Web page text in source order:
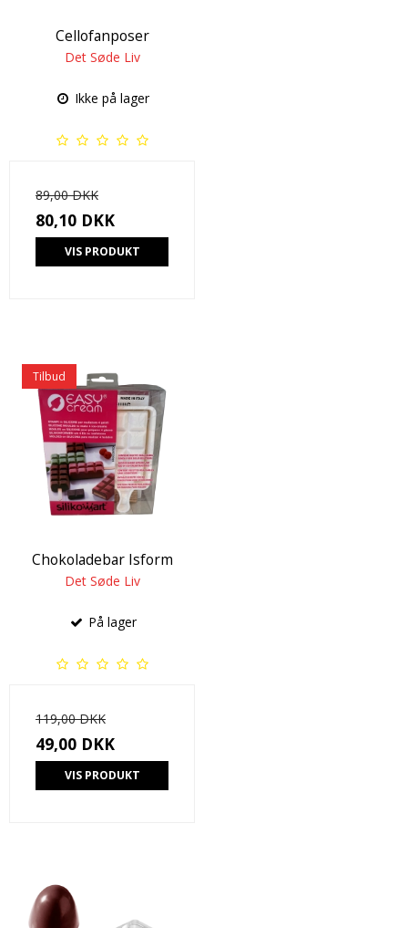
Cellofanposer
Det Søde Liv
Ikke på lager
89,00 DKK
80,10 DKK
VIS PRODUKT
Tilbud
Chokoladebar Isform
Det Søde Liv
På lager
119,00 DKK
49,00 DKK
VIS PRODUKT